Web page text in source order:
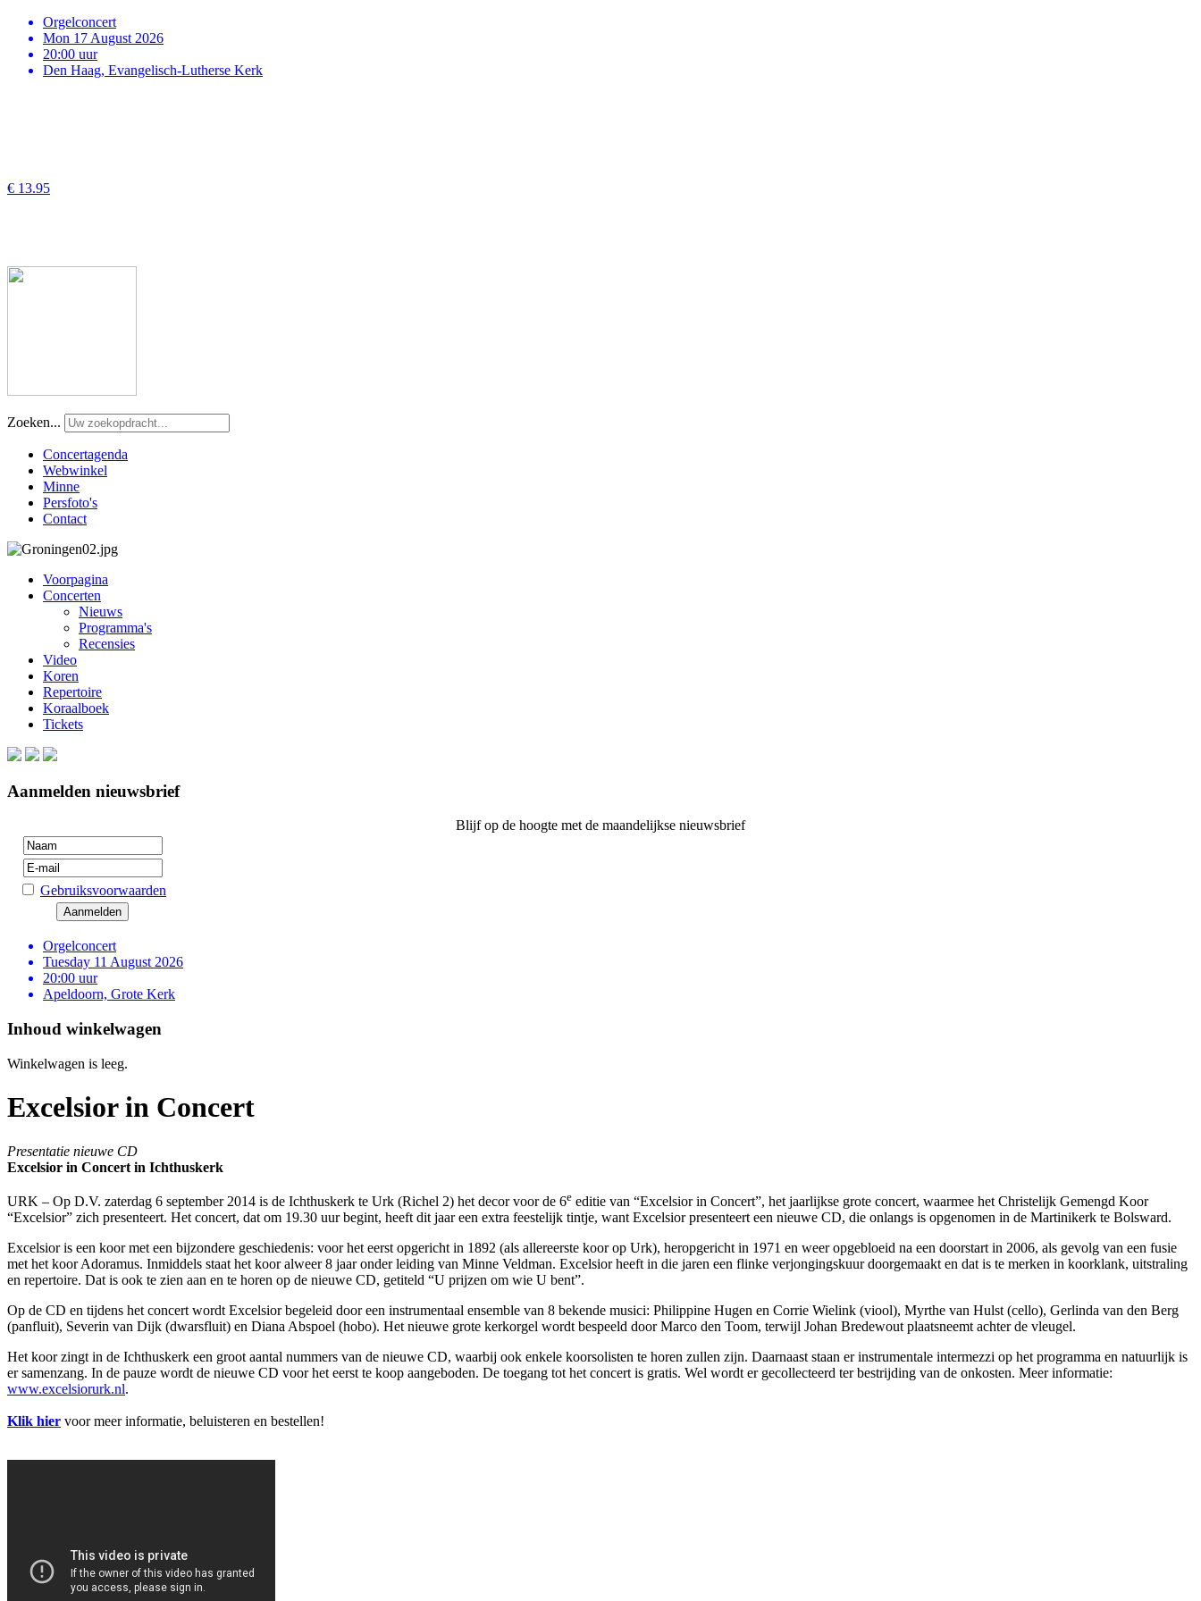
Orgelconcert
Mon 17 August 2026
20:00 uur
Den Haag, Evangelisch-Lutherse Kerk
€ 13.95
Zoeken...
Concertagenda
Webwinkel
Minne
Persfoto's
Contact
Voorpagina
Concerten
Nieuws
Programma's
Recensies
Video
Koren
Repertoire
Koraalboek
Tickets
Aanmelden nieuwsbrief
Blijf op de hoogte met de maandelijkse nieuwsbrief
Gebruiksvoorwaarden
Orgelconcert
Tuesday 11 August 2026
20:00 uur
Apeldoorn, Grote Kerk
Inhoud winkelwagen
Winkelwagen is leeg.
Excelsior in Concert
Presentatie nieuwe CD
Excelsior in Concert in Ichthuskerk
URK – Op D.V. zaterdag 6 september 2014 is de Ichthuskerk te Urk (Richel 2) het decor voor de 6e editie van “Excelsior in Concert”, het jaarlijkse grote concert, waarmee het Christelijk Gemengd Koor
“Excelsior” zich presenteert. Het concert, dat om 19.30 uur begint, heeft dit jaar een extra feestelijk tintje, want Excelsior presenteert een nieuwe CD, die onlangs is opgenomen in de Martinikerk te Bolsward.
Excelsior is een koor met een bijzondere geschiedenis: voor het eerst opgericht in 1892 (als allereerste koor op Urk), heropgericht in 1971 en weer opgebloeid na een doorstart in 2006, als gevolg van een fusie
met het koor Adoramus. Inmiddels staat het koor alweer 8 jaar onder leiding van Minne Veldman. Excelsior heeft in die jaren een flinke verjongingskuur doorgemaakt en dat is te merken in koorklank, uitstraling
en repertoire. Dat is ook te zien aan en te horen op de nieuwe CD, getiteld “U prijzen om wie U bent”.
Op de CD en tijdens het concert wordt Excelsior begeleid door een instrumentaal ensemble van 8 bekende musici: Philippine Hugen en Corrie Wielink (viool), Myrthe van Hulst (cello), Gerlinda van den Berg
(panfluit), Severin van Dijk (dwarsfluit) en Diana Abspoel (hobo). Het nieuwe grote kerkorgel wordt bespeeld door Marco den Toom, terwijl Johan Bredewout plaatsneemt achter de vleugel.
Het koor zingt in de Ichthuskerk een groot aantal nummers van de nieuwe CD, waarbij ook enkele koorsolisten te horen zullen zijn. Daarnaast staan er instrumentale intermezzi op het programma en natuurlijk is
er samenzang. In de pauze wordt de nieuwe CD voor het eerst te koop aangeboden. De toegang tot het concert is gratis. Wel wordt er gecollecteerd ter bestrijding van de onkosten. Meer informatie:
www.excelsiorurk.nl.
Klik hier voor meer informatie, beluisteren en bestellen!